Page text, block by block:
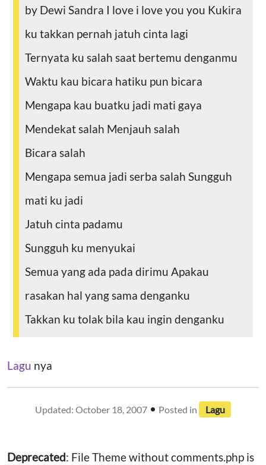
by Dewi Sandra I love i love you you Kukira
ku takkan pernah jatuh cinta lagi
Ternyata ku salah saat bertemu denganmu
Waktu kau bicara hatiku pun bicara
Mengapa kau buatku jadi mati gaya
Mendekat salah Menjauh salah
Bicara salah
Mengapa semua jadi serba salah Sungguh
mati ku jadi
Jatuh cinta padamu
Sungguh ku menyukai
Semua yang ada pada dirimu Apakau
rasakan hal yang sama denganku
Takkan ku tolak bila kau ingin denganku
Lagu nya
Updated: October 18, 2007 • Posted in Lagu
Deprecated: File Theme without comments.php is